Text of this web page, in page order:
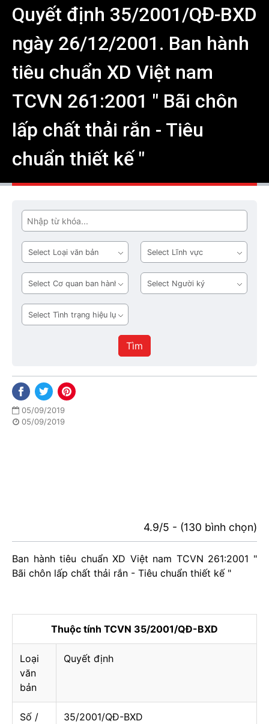
Quyết định 35/2001/QĐ-BXD
ngày 26/12/2001. Ban hành
tiêu chuẩn XD Việt nam
TCVN 261:2001 " Bãi chôn
lấp chất thải rắn - Tiêu
chuẩn thiết kế "
Tìm
Loại
văn
bản
Lĩnh
vực
Cơ
quan
ban
hành
Người
ký
Tình
trạng
Tìm
05/09/2019
05/09/2019
4.9/5 - (130 bình chọn)
Ban hành tiêu chuẩn XD Việt nam TCVN 261:2001 "
Bãi chôn lấp chất thải rắn - Tiêu chuẩn thiết kế "
Thuộc tính TCVN 35/2001/QĐ-BXD
Loại
văn
bản
Quyết định
Số /
35/2001/QĐ-BXD